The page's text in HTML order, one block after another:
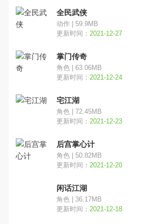
换装
角色扮演 挂机
棋牌
奥特曼
全民武侠
动作 | 59.9MB
更新时间： 2021-12-27
掌门传奇
角色 | 63.06MB
更新时间： 2021-12-24
宅江湖
角色 | 72.45MB
更新时间： 2021-12-23
后宫掌心计
角色 | 50.82MB
更新时间： 2021-12-20
闲话江湖
角色 | 36.17MB
更新时间： 2021-12-18